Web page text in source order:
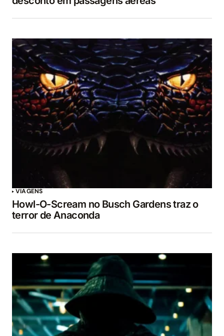
VIAGENS
Howl-O-Scream no Busch Gardens traz o
terror de Anaconda